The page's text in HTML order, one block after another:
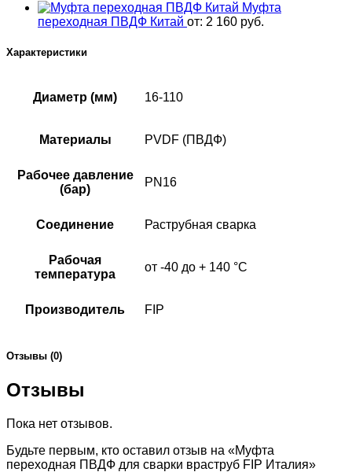
Муфта
переходная ПВДФ Китай от: 2 160 руб.
Характеристики
Диаметр (мм) 16-110
Материалы PVDF (ПВДФ)
Рабочее давление
(бар)
PN16
Соединение Раструбная сварка
Рабочая
температура
от -40 до + 140 °C
Производитель FIP
Отзывы (0)
Отзывы
Пока нет отзывов.
Будьте первым, кто оставил отзыв на «Муфта
переходная ПВДФ для сварки враструб FIP Италия»